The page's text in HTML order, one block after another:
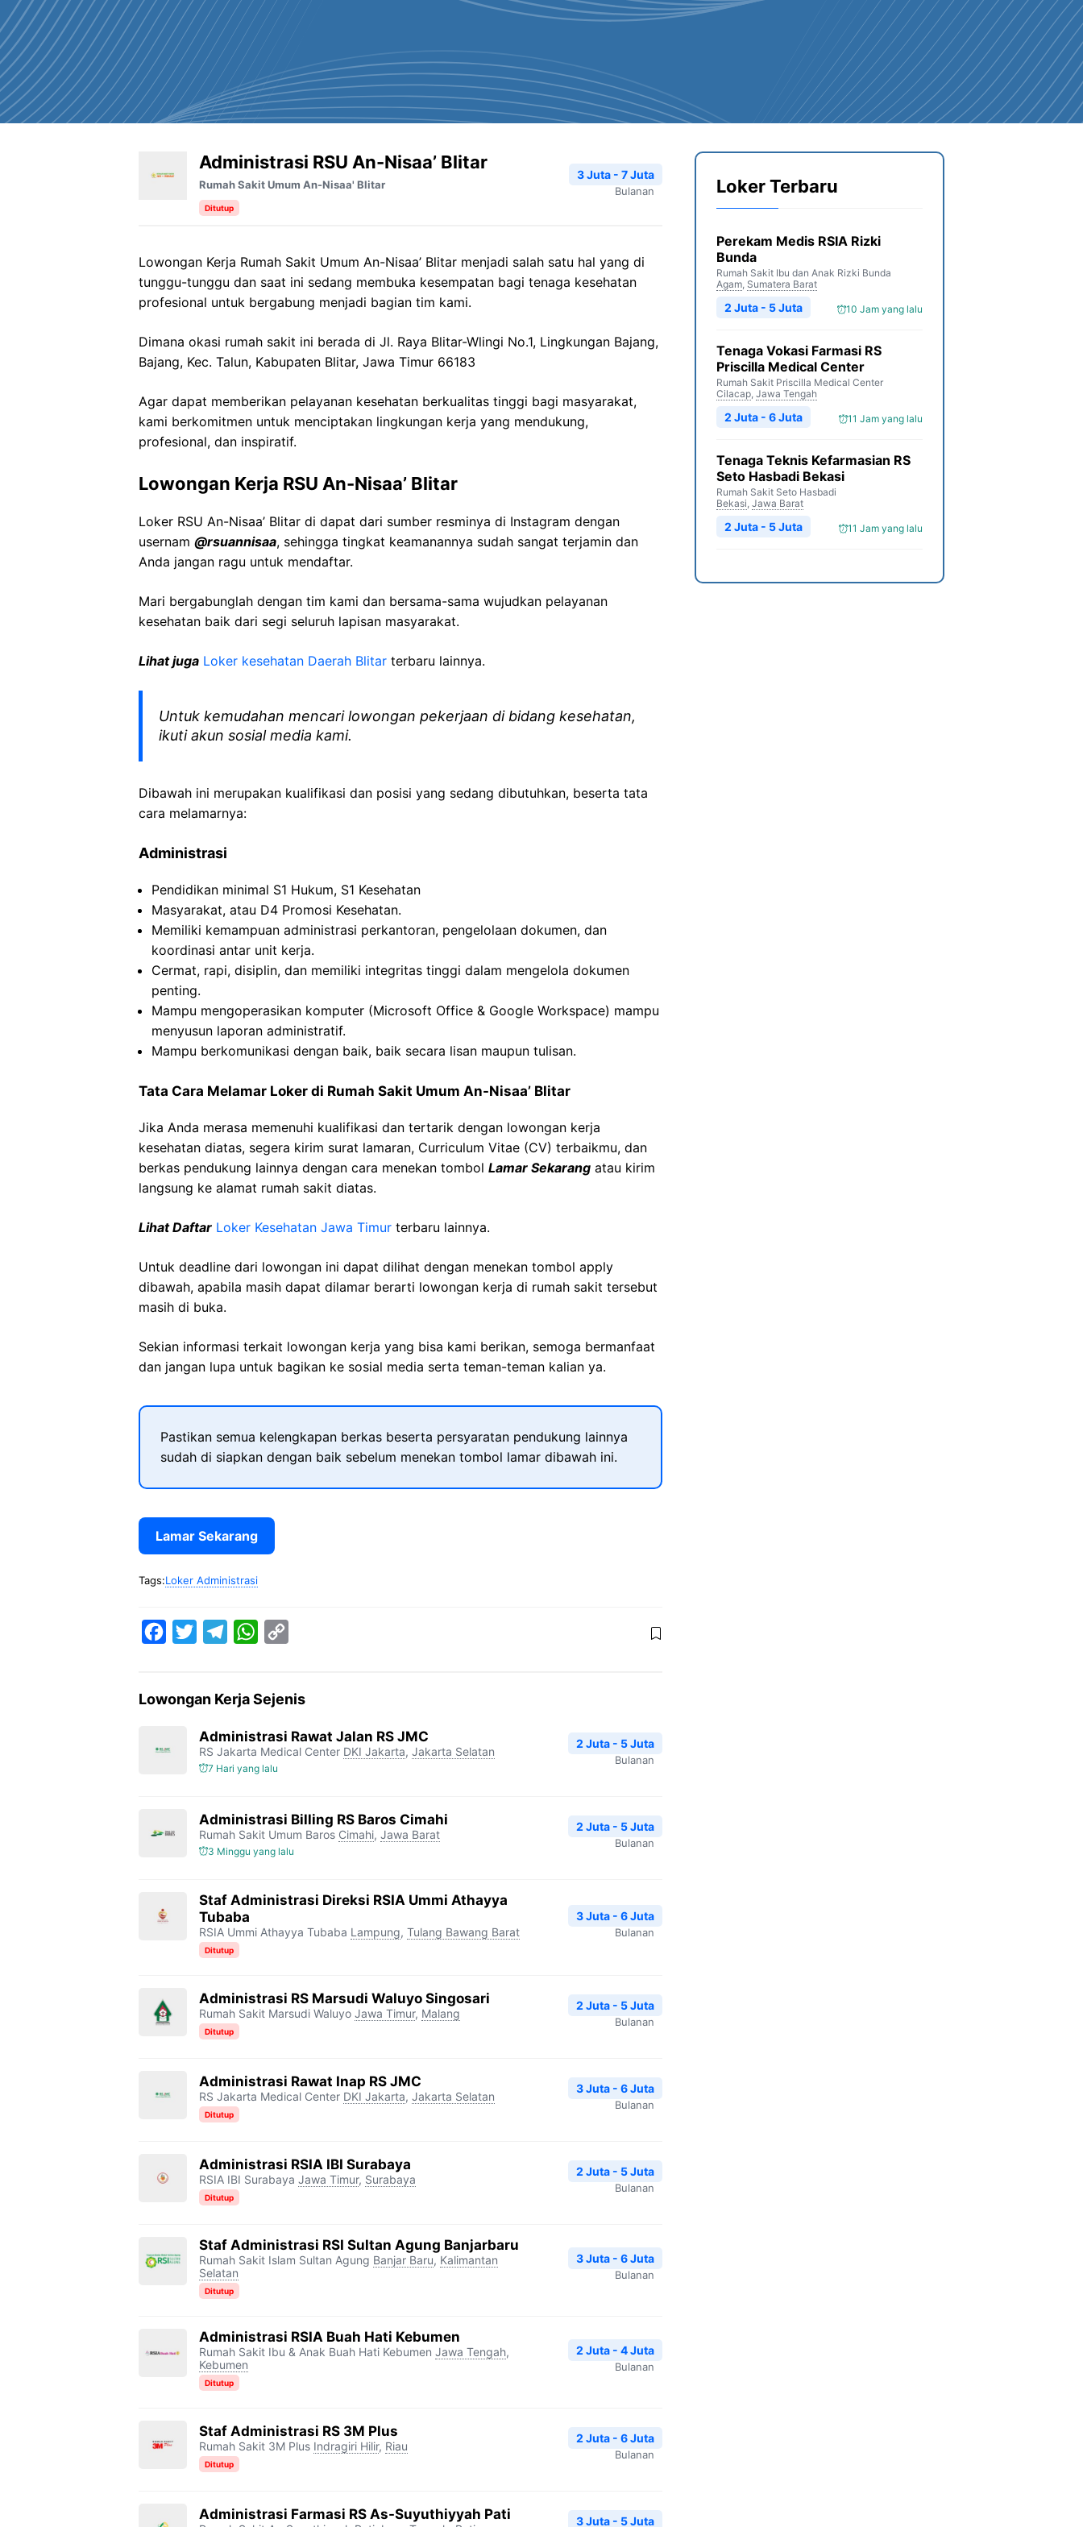
Administrasi RSU An-Nisaa’ Blitar
Rumah Sakit Umum An-Nisaa' Blitar
Ditutup
3 Juta - 7 Juta
Bulanan
Lowongan Kerja Rumah Sakit Umum An-Nisaa’ Blitar menjadi salah satu hal yang di
tunggu-tunggu dan saat ini sedang membuka kesempatan bagi tenaga kesehatan
profesional untuk bergabung menjadi bagian tim kami.
Dimana okasi rumah sakit ini berada di Jl. Raya Blitar-Wlingi No.1, Lingkungan Bajang,
Bajang, Kec. Talun, Kabupaten Blitar, Jawa Timur 66183
Agar dapat memberikan pelayanan kesehatan berkualitas tinggi bagi masyarakat,
kami berkomitmen untuk menciptakan lingkungan kerja yang mendukung,
profesional, dan inspiratif.
Lowongan Kerja RSU An-Nisaa’ Blitar
Loker RSU An-Nisaa’ Blitar di dapat dari sumber resminya di Instagram dengan
usernam @rsuannisaa, sehingga tingkat keamanannya sudah sangat terjamin dan
Anda jangan ragu untuk mendaftar.
Mari bergabunglah dengan tim kami dan bersama-sama wujudkan pelayanan
kesehatan baik dari segi seluruh lapisan masyarakat.
Lihat juga Loker kesehatan Daerah Blitar terbaru lainnya.
Untuk kemudahan mencari lowongan pekerjaan di bidang kesehatan,
ikuti akun sosial media kami.
Dibawah ini merupakan kualifikasi dan posisi yang sedang dibutuhkan, beserta tata
cara melamarnya:
Administrasi
Pendidikan minimal S1 Hukum, S1 Kesehatan
Masyarakat, atau D4 Promosi Kesehatan.
Memiliki kemampuan administrasi perkantoran, pengelolaan dokumen, dan
koordinasi antar unit kerja.
Cermat, rapi, disiplin, dan memiliki integritas tinggi dalam mengelola dokumen
penting.
Mampu mengoperasikan komputer (Microsoft Office & Google Workspace) mampu
menyusun laporan administratif.
Mampu berkomunikasi dengan baik, baik secara lisan maupun tulisan.
Tata Cara Melamar Loker di Rumah Sakit Umum An-Nisaa’ Blitar
Jika Anda merasa memenuhi kualifikasi dan tertarik dengan lowongan kerja
kesehatan diatas, segera kirim surat lamaran, Curriculum Vitae (CV) terbaikmu, dan
berkas pendukung lainnya dengan cara menekan tombol Lamar Sekarang atau kirim
langsung ke alamat rumah sakit diatas.
Lihat Daftar Loker Kesehatan Jawa Timur terbaru lainnya.
Untuk deadline dari lowongan ini dapat dilihat dengan menekan tombol apply
dibawah, apabila masih dapat dilamar berarti lowongan kerja di rumah sakit tersebut
masih di buka.
Sekian informasi terkait lowongan kerja yang bisa kami berikan, semoga bermanfaat
dan jangan lupa untuk bagikan ke sosial media serta teman-teman kalian ya.
Pastikan semua kelengkapan berkas beserta persyaratan pendukung lainnya
sudah di siapkan dengan baik sebelum menekan tombol lamar dibawah ini.
Lamar Sekarang
Tags:Loker Administrasi
e
o
t
e
r
e
g
r
a
W
t
s
A
p
y
L
i
Lowongan Kerja Sejenis
Administrasi Rawat Jalan RS JMC
RS Jakarta Medical Center DKI Jakarta, Jakarta Selatan
7 Hari yang lalu
2 Juta - 5 Juta
Bulanan
Administrasi Billing RS Baros Cimahi
Rumah Sakit Umum Baros Cimahi, Jawa Barat
3 Minggu yang lalu
2 Juta - 5 Juta
Bulanan
Staf Administrasi Direksi RSIA Ummi Athayya
Tubaba
RSIA Ummi Athayya Tubaba Lampung, Tulang Bawang Barat
Ditutup
3 Juta - 6 Juta
Bulanan
Administrasi RS Marsudi Waluyo Singosari
Rumah Sakit Marsudi Waluyo Jawa Timur, Malang
Ditutup
2 Juta - 5 Juta
Bulanan
Administrasi Rawat Inap RS JMC
RS Jakarta Medical Center DKI Jakarta, Jakarta Selatan
Ditutup
3 Juta - 6 Juta
Bulanan
Administrasi RSIA IBI Surabaya
RSIA IBI Surabaya Jawa Timur, Surabaya
Ditutup
2 Juta - 5 Juta
Bulanan
Staf Administrasi RSI Sultan Agung Banjarbaru
Rumah Sakit Islam Sultan Agung Banjar Baru, Kalimantan
Selatan
Ditutup
3 Juta - 6 Juta
Bulanan
Administrasi RSIA Buah Hati Kebumen
Rumah Sakit Ibu & Anak Buah Hati Kebumen Jawa Tengah,
Kebumen
Ditutup
2 Juta - 4 Juta
Bulanan
Staf Administrasi RS 3M Plus
Rumah Sakit 3M Plus Indragiri Hilir, Riau
Ditutup
2 Juta - 6 Juta
Bulanan
Administrasi Farmasi RS As-Suyuthiyyah Pati 3 Juta - 5 Juta
Loker Terbaru
Perekam Medis RSIA Rizki
Bunda
Rumah Sakit Ibu dan Anak Rizki Bunda
Agam, Sumatera Barat
10 Jam yang lalu
2 Juta - 5 Juta
Tenaga Vokasi Farmasi RS
Priscilla Medical Center
Rumah Sakit Priscilla Medical Center
Cilacap, Jawa Tengah
11 Jam yang lalu
2 Juta - 6 Juta
Tenaga Teknis Kefarmasian RS
Seto Hasbadi Bekasi
Rumah Sakit Seto Hasbadi
Bekasi, Jawa Barat
11 Jam yang lalu
2 Juta - 5 Juta